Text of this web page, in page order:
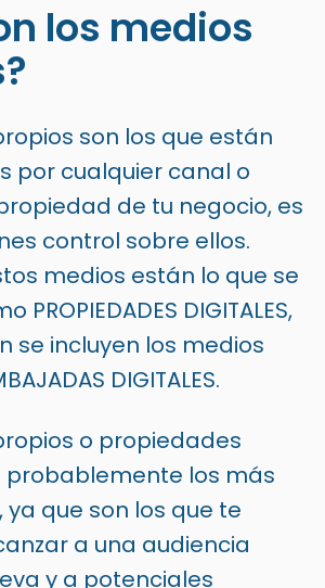
los medios
son los que están
por cualquier canal o
de tu negocio, es
control sobre ellos.
medios están lo que se
PROPIEDADES DIGITALES,
se incluyen los medios
DIGITALES.
o propiedades
probablemente los más
que son los que te
a una audiencia
y a potenciales